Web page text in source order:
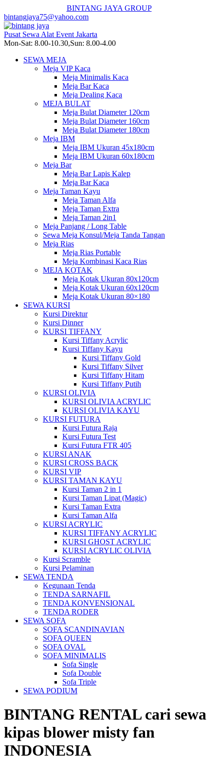
BINTANG JAYA GROUP
bintangjaya75@yahoo.com
Pusat Sewa Alat Event Jakarta
Mon-Sat: 8.00-10.30,Sun: 8.00-4.00
SEWA MEJA
Meja VIP Kaca
Meja Minimalis Kaca
Meja Bar Kaca
Meja Dealing Kaca
MEJA BULAT
Meja Bulat Diameter 120cm
Meja Bulat Diameter 160cm
Meja Bulat Diameter 180cm
Meja IBM
Meja IBM Ukuran 45x180cm
Meja IBM Ukuran 60x180cm
Meja Bar
Meja Bar Lapis Kalep
Meja Bar Kaca
Meja Taman Kayu
Meja Taman Alfa
Meja Taman Extra
Meja Taman 2in1
Meja Panjang / Long Table
Sewa Meja Konsul/Meja Tanda Tangan
Meja Rias
Meja Rias Portable
Meja Kombinasi Kaca Rias
MEJA KOTAK
Meja Kotak Ukuran 80x120cm
Meja Kotak Ukuran 60x120cm
Meja Kotak Ukuran 80×180
SEWA KURSI
Kursi Direktur
Kursi Dinner
KURSI TIFFANY
Kursi Tiffany Acrylic
Kursi Tiffany Kayu
Kursi Tiffany Gold
Kursi Tiffany Silver
Kursi Tiffany Hitam
Kursi Tiffany Putih
KURSI OLIVIA
KURSI OLIVIA ACRYLIC
KURSI OLIVIA KAYU
KURSI FUTURA
Kursi Futura Raja
Kursi Futura Test
Kursi Futura FTR 405
KURSI ANAK
KURSI CROSS BACK
KURSI VIP
KURSI TAMAN KAYU
Kursi Taman 2 in 1
Kursi Taman Lipat (Magic)
Kursi Taman Extra
Kursi Taman Alfa
KURSI ACRYLIC
KURSI TIFFANY ACRYLIC
KURSI GHOST ACRYLIC
KURSI ACRYLIC OLIVIA
Kursi Scramble
Kursi Pelaminan
SEWA TENDA
Kegunaan Tenda
TENDA SARNAFIL
TENDA KONVENSIONAL
TENDA RODER
SEWA SOFA
SOFA SCANDINAVIAN
SOFA QUEEN
SOFA OVAL
SOFA MINIMALIS
Sofa Single
Sofa Double
Sofa Triple
SEWA PODIUM
BINTANG RENTAL cari sewa
kipas blower misty fan
INDONESIA